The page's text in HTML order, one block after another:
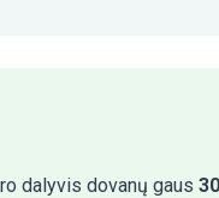
dalyvis dovanų gaus